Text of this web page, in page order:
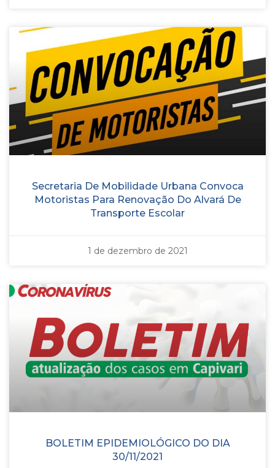
Secretaria De Mobilidade Urbana Convoca
Motoristas Para Renovação Do Alvará De
Transporte Escolar
1 de dezembro de 2021
BOLETIM EPIDEMIOLÓGICO DO DIA
30/11/2021